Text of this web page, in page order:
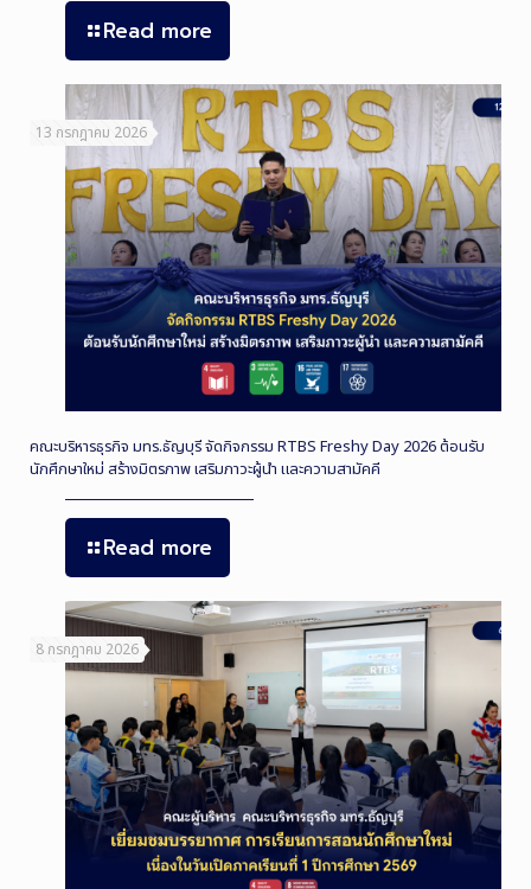
Read more
13 กรกฎาคม 2026
คณะบริหารธุรกิจ มทร.ธัญบุรี จัดกิจกรรม RTBS Freshy Day 2026 ต้อนรับ
นักศึกษาใหม่ สร้างมิตรภาพ เสริมภาวะผู้นำ และความสามัคคี
Read more
8 กรกฎาคม 2026